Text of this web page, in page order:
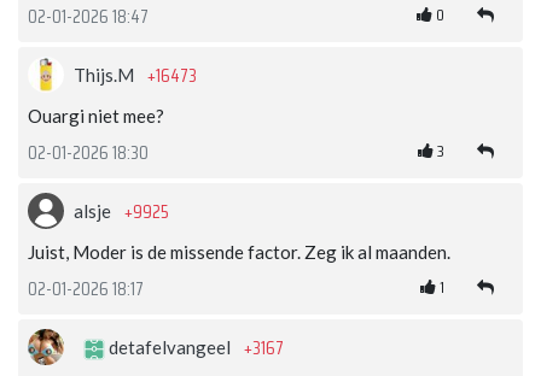
02-01-2026 18:47 0
Thijs.M +16473
Ouargi niet mee?
02-01-2026 18:30 3
alsje +9925
Juist, Moder is de missende factor. Zeg ik al maanden.
02-01-2026 18:17 1
detafelvangeel +3167